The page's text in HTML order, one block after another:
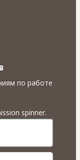
по работе